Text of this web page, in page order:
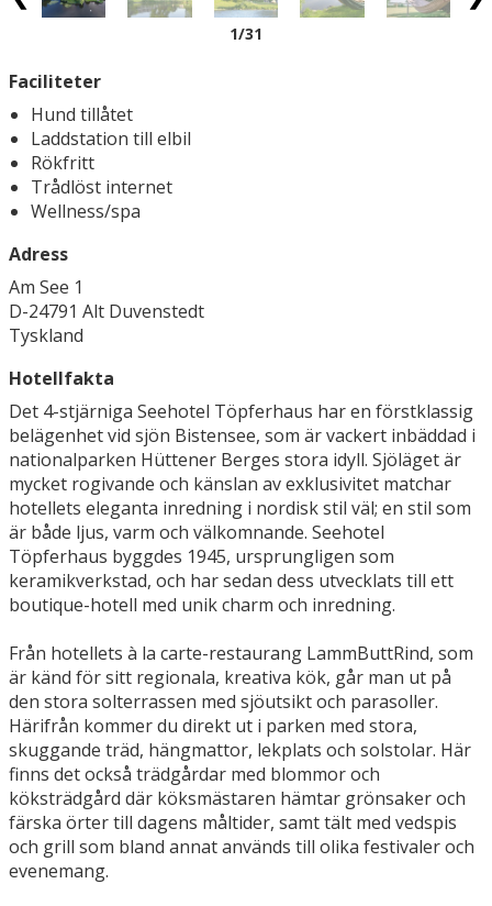
1/31
Faciliteter
Hund tillåtet
Laddstation till elbil
Rökfritt
Trådlöst internet
Wellness/spa
Adress
Am See 1
D-24791 Alt Duvenstedt
Tyskland
Hotellfakta
Det 4-stjärniga Seehotel Töpferhaus har en förstklassig
belägenhet vid sjön Bistensee, som är vackert inbäddad i
nationalparken Hüttener Berges stora idyll. Sjöläget är
mycket rogivande och känslan av exklusivitet matchar
hotellets eleganta inredning i nordisk stil väl; en stil som
är både ljus, varm och välkomnande. Seehotel
Töpferhaus byggdes 1945, ursprungligen som
keramikverkstad, och har sedan dess utvecklats till ett
boutique-hotell med unik charm och inredning.
Från hotellets à la carte-restaurang LammButtRind, som
är känd för sitt regionala, kreativa kök, går man ut på
den stora solterrassen med sjöutsikt och parasoller.
Härifrån kommer du direkt ut i parken med stora,
skuggande träd, hängmattor, lekplats och solstolar. Här
finns det också trädgårdar med blommor och
köksträdgård där köksmästaren hämtar grönsaker och
färska örter till dagens måltider, samt tält med vedspis
och grill som bland annat används till olika festivaler och
evenemang.